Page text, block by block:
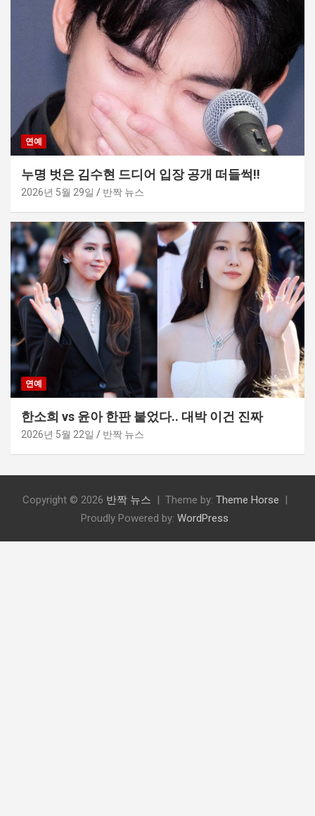
연예
누명 벗은 김수현 드디어 입장 공개 떠들썩!!
2026년 5월 29일 반짝 뉴스
연예
한소희 vs 윤아 한판 붙었다.. 대박 이건 진짜
2026년 5월 22일 반짝 뉴스
Copyright © 2026 반짝 뉴스 Theme by: Theme Horse
Proudly Powered by: WordPress